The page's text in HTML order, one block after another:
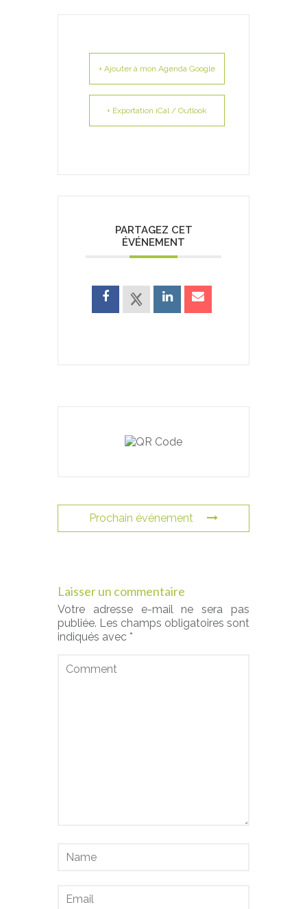
+ Ajouter à mon Agenda Google
+ Exportation iCal / Outlook
PARTAGEZ CET
ÉVÉNEMENT
Prochain événement
Laisser un commentaire
Votre adresse e-mail ne sera pas
publiée. Les champs obligatoires sont
indiqués avec *